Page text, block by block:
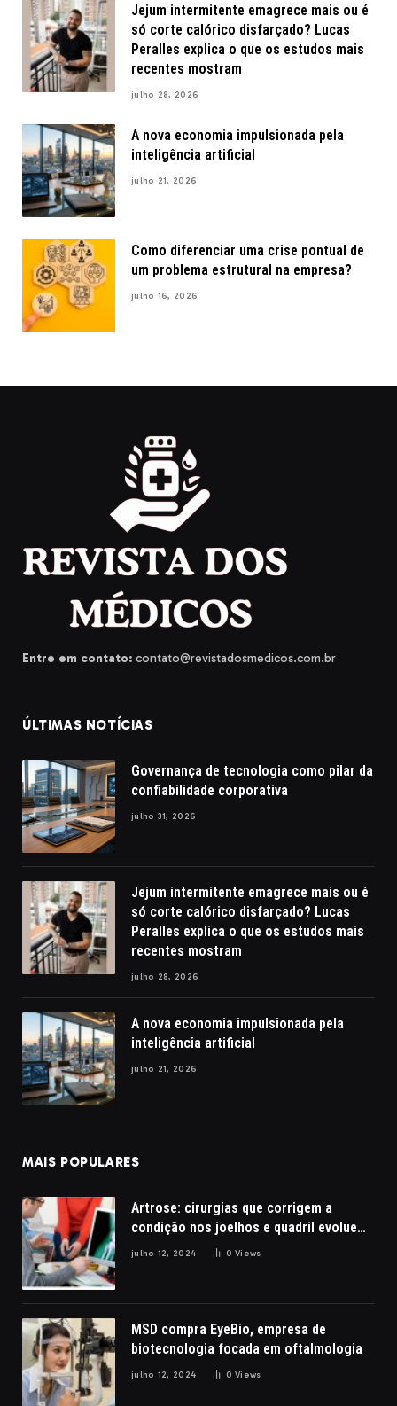
Jejum intermitente emagrece mais ou é
só corte calórico disfarçado? Lucas
Peralles explica o que os estudos mais
recentes mostram
julho 28, 2026
A nova economia impulsionada pela
inteligência artificial
julho 21, 2026
Como diferenciar uma crise pontual de
um problema estrutural na empresa?
julho 16, 2026
Entre em contato: contato@revistadosmedicos.com.br
ÚLTIMAS NOTÍCIAS
Governança de tecnologia como pilar da
confiabilidade corporativa
julho 31, 2026
Jejum intermitente emagrece mais ou é
só corte calórico disfarçado? Lucas
Peralles explica o que os estudos mais
recentes mostram
julho 28, 2026
A nova economia impulsionada pela
inteligência artificial
julho 21, 2026
MAIS POPULARES
Artrose: cirurgias que corrigem a
condição nos joelhos e quadril evoluem
com a robótica
julho 12, 2024 0Views
MSD compra EyeBio, empresa de
biotecnologia focada em oftalmologia
julho 12, 2024 0Views